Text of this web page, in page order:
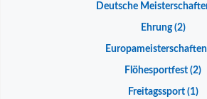
Deutsche
Ehrung(2)
Europameisterschaften
Flöhesportfest (2)
Freitagssport(1)